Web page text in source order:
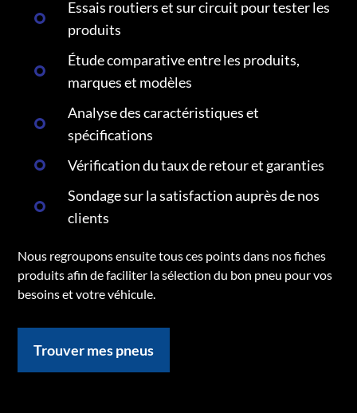
Essais routiers et sur circuit pour tester les
produits
Étude comparative entre les produits,
marques et modèles
Analyse des caractéristiques et
spécifications
Vérification du taux de retour et garanties
Sondage sur la satisfaction auprès de nos
clients
Nous regroupons ensuite tous ces points dans nos fiches
produits afin de faciliter la sélection du bon pneu pour vos
besoins et votre véhicule.
Trouver mes pneus